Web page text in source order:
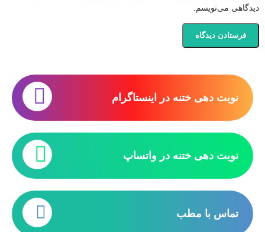
دیدگاهی می‌نویسم.
نوبت دهی ختنه در اینستاگرام
نوبت دهی ختنه در واتساپ
تماس با مطب